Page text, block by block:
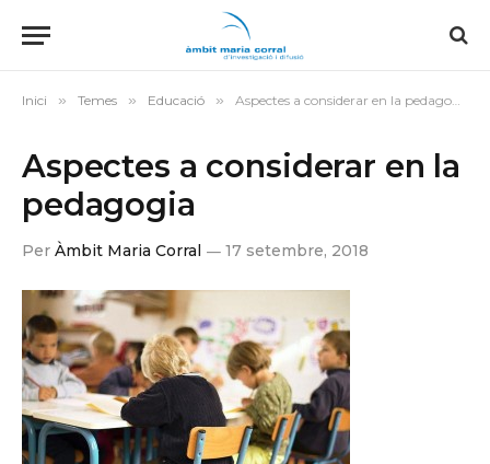
Inici » Temes » Educació » Aspectes a considerar en la pedagogia
Aspectes a considerar en la
pedagogia
Per Àmbit Maria Corral 17 setembre, 2018